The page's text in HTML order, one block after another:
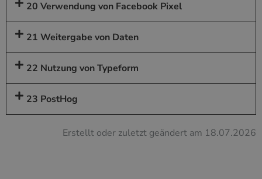
20 Verwendung von Facebook Pixel
21 Weitergabe von Daten
22 Nutzung von Typeform
23 PostHog
Erstellt oder zuletzt geändert am 18.07.2026